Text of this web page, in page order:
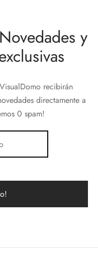
y
recibirán
directamente a
0 spam!